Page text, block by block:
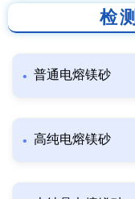
检
普通电熔镁砂
高纯电熔镁砂